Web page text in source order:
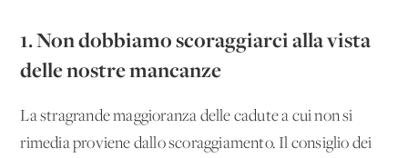
1. Non dobbiamo scoraggiarci alla vista
delle nostre mancanze
La stragrande maggioranza delle cadute a cui non si
rimedia proviene dallo scoraggiamento. Il consiglio dei